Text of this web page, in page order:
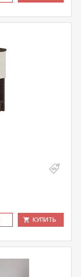
КУПИТЬ